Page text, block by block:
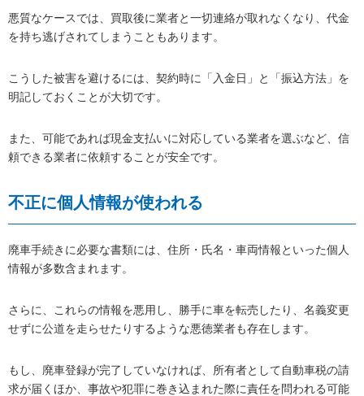
悪質なケースでは、買取後に業者と一切連絡が取れなくなり、代金
を持ち逃げされてしまうこともあります。
こうした被害を避けるには、契約時に「入金日」と「振込方法」を
明記しておくことが大切です。
また、可能であれば現金支払いに対応している業者を選ぶなど、信
頼できる業者に依頼することが安全です。
不正に個人情報が使われる
廃車手続きに必要な書類には、住所・氏名・車両情報といった個人
情報が多数含まれます。
さらに、これらの情報を悪用し、勝手に車を転売したり、名義変更
せずに公道を走らせたりするような悪徳業者も存在します。
もし、廃車登録が完了していなければ、所有者として自動車税の請
求が届くほか、事故や犯罪に巻き込まれた際に責任を問われる可能